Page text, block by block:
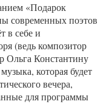
«Подарок
поэтов
в себе и
(ведь композитор
Ольга Константину
которая будет
вечера,
для программы